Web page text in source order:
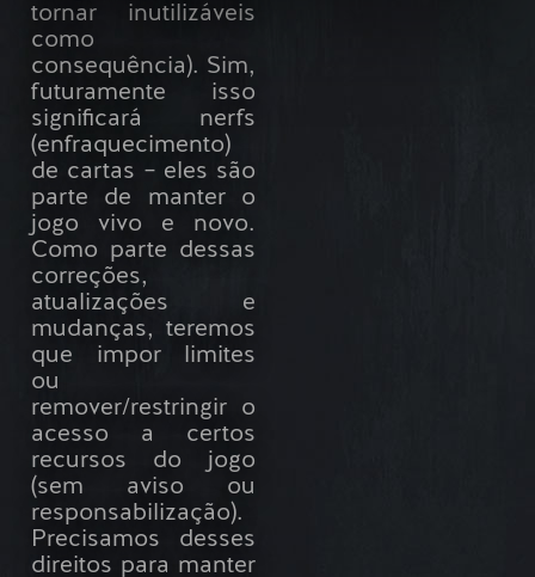
tornar inutilizáveis
como
consequência). Sim,
futuramente isso
significará nerfs
(enfraquecimento)
de cartas – eles são
parte de manter o
jogo vivo e novo.
Como parte dessas
correções,
atualizações e
mudanças, teremos
que impor limites
ou
remover/restringir o
acesso a certos
recursos do jogo
(sem aviso ou
responsabilização).
Precisamos desses
direitos para manter